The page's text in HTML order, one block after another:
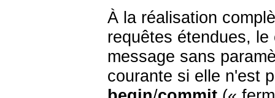
À la réalisation
requêtes étendues,
message sans
courante si elle n'est